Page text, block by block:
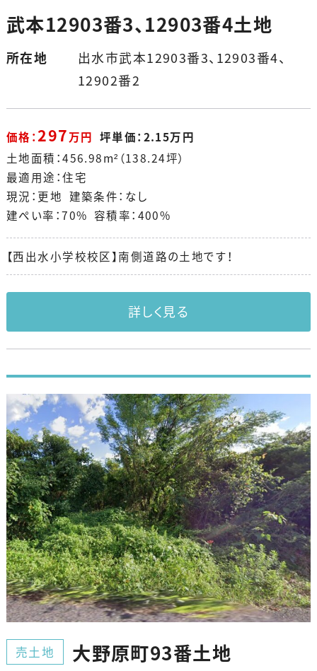
武本12903番3、12903番4土地
所在地
出水市武本12903番3、12903番4、
12902番2
価格：297万円 坪単価：2.15万円
土地面積：456.98m²（138.24坪）
最適用途：住宅
現況：更地 建築条件：なし
建ぺい率：70% 容積率：400%
【西出水小学校校区】南側道路の土地です！
詳しく見る
売土地 大野原町93番土地